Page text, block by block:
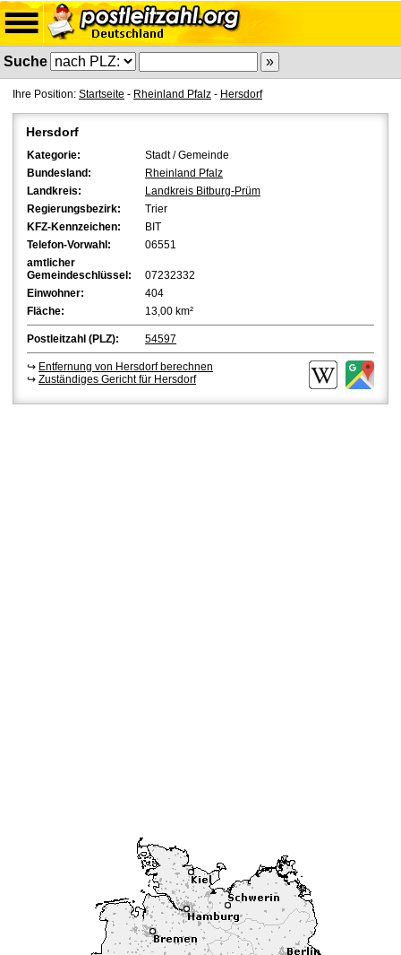
Suche
Ihre Position: Startseite - Rheinland Pfalz - Hersdorf
Hersdorf
Kategorie:
Stadt / Gemeinde
Bundesland:
Rheinland Pfalz
Landkreis:
Landkreis Bitburg-Prüm
Regierungsbezirk:
Trier
KFZ-Kennzeichen:
BIT
Telefon-Vorwahl:
06551
amtlicher
Gemeindeschlüssel:
07232332
Einwohner:
404
Fläche:
13,00 km²
Postleitzahl (PLZ): 54597
↪ Entfernung von Hersdorf berechnen
↪ Zuständiges Gericht für Hersdorf